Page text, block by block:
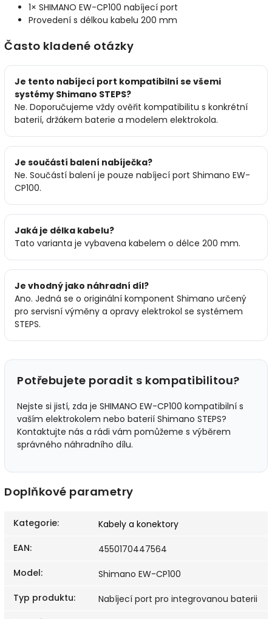
1× SHIMANO EW-CP100 nabíjecí port
Provedení s délkou kabelu 200 mm
Často kladené otázky
Je tento nabíjecí port kompatibilní se všemi
systémy Shimano STEPS?
Ne. Doporučujeme vždy ověřit kompatibilitu s konkrétní
baterií, držákem baterie a modelem elektrokola.
Je součástí balení nabíječka?
Ne. Součástí balení je pouze nabíjecí port Shimano EW-
CP100.
Jaká je délka kabelu?
Tato varianta je vybavena kabelem o délce 200 mm.
Je vhodný jako náhradní díl?
Ano. Jedná se o originální komponent Shimano určený
pro servisní výměny a opravy elektrokol se systémem
STEPS.
Potřebujete poradit s kompatibilitou?
Nejste si jistí, zda je SHIMANO EW-CP100 kompatibilní s
vaším elektrokolem nebo baterií Shimano STEPS?
Kontaktujte nás a rádi vám pomůžeme s výběrem
správného náhradního dílu.
Doplňkové parametry
Kategorie:
Kabely a konektory
EAN:
4550170447564
Model:
Shimano EW-CP100
Typ produktu:
Nabíjecí port pro integrovanou baterii